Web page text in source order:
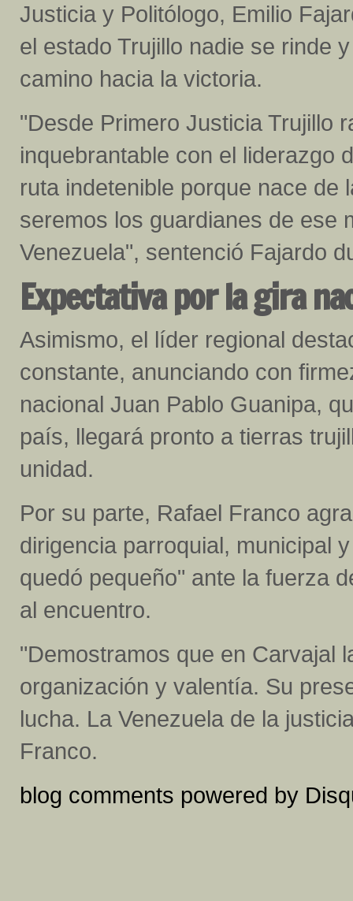
Justicia y Politólogo, Emilio
el estado Trujillo nadie se rinde
camino hacia la victoria.
"Desde Primero Justicia Trujillo
inquebrantable con el liderazgo
ruta indetenible porque nace de
seremos los guardianes de ese
Venezuela", sentenció Fajardo
Expectativa por la gira
Asimismo, el líder regional
constante, anunciando con
nacional Juan Pablo Guanipa,
país, llegará pronto a tierras
unidad.
Por su parte, Rafael Franco
dirigencia parroquial, municipal
quedó pequeño" ante la fuerza
al encuentro.
"Demostramos que en Carvajal
organización y valentía. Su
lucha. La Venezuela de la
Franco.
blog comments powered by